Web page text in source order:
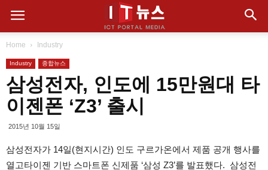
Home Industry
Industry 종합뉴스
삼성전자, 인도에 15만원대 타
이젠폰 ‘Z3’ 출시
2015년 10월 15일
삼성전자가 14일(현지시간) 인도 구르가온에서 제품 공개 행사를
열고타이젠 기반 스마트폰 신제품 ‘삼성 Z3’를 발표했다. 삼성전